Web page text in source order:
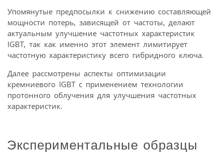
Упомянутые предпосылки к снижению составляющей
мощности потерь, зависящей от частоты, делают
актуальным улучшение частотных характеристик
IGBT, так как именно этот элемент лимитирует
частотную характеристику всего гибридного ключа.
Далее рассмотрены аспекты оптимизации
кремниевого IGBT с применением технологии
протонного облучения для улучшения частотных
характеристик.
Экспериментальные образцы